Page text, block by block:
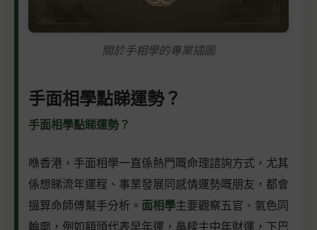
關於手相學的專業插圖
手面相學點睇運勢？
手面相學點睇運勢？
喺香港，手面相學一直係熱門嘅命理諮詢方式，尤其
係想睇流年運程、事業發展同感情運勢嘅朋友，都會
搵算命師傅幫手分析。 面相學主要觀察五官、氣色同
輪廓，例如額頭代表早年運，鼻樑主中年財運，下巴